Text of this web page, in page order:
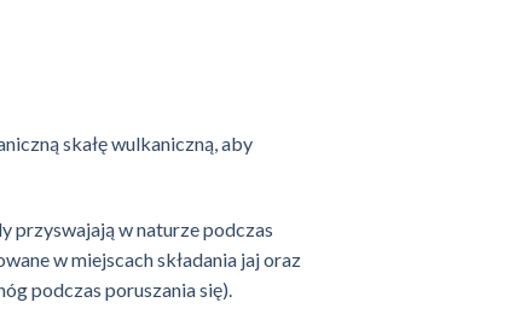
skałę wulkaniczną, aby
przyswajają w naturze podczas
w miejscach składania jaj oraz
podczas poruszania się).